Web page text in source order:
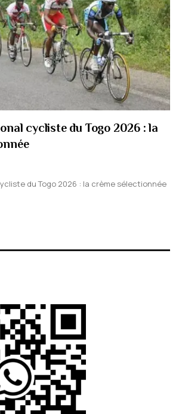
cycliste du Togo 2026 : la
du Togo 2026 : la crème sélectionnée